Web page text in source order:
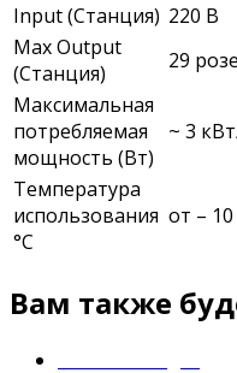
Input (Станция) 220 В
Max Output
(Станция)
29
Максимальная
потребляемая
мощность (Вт)
~ 3
Температура
использования
°С
от –
Вам также